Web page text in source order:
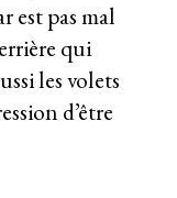
est pas mal
qui
les volets
d’être